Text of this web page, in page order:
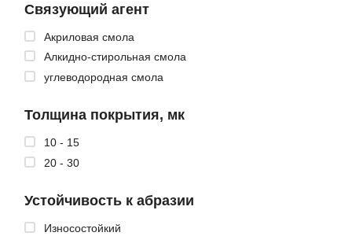
Связующий агент
Акриловая смола
Алкидно-стирольная смола
углеводородная смола
Толщина покрытия, мк
10 - 15
20 - 30
Устойчивость к абразии
Износостойкий